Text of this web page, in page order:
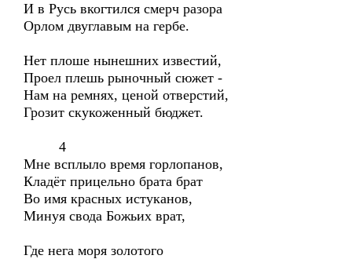
И в Русь вкогтился смерч разора
Орлом двуглавым на гербе.
Нет плоше нынешних известий,
Проел плешь рыночный сюжет -
Нам на ремнях, ценой отверстий,
Грозит скукоженный бюджет.
4
Мне всплыло время горлопанов,
Кладёт прицельно брата брат
Во имя красных истуканов,
Минуя свода Божьих врат,
Где нега моря золотого